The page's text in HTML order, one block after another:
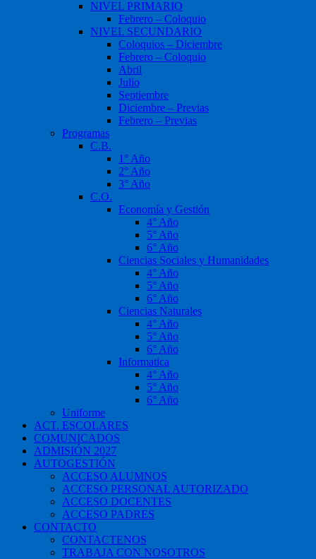
NIVEL PRIMARIO
Febrero – Coloquio
NIVEL SECUNDARIO
Coloquios – Diciembre
Febrero – Coloquio
Abril
Julio
Septiembre
Diciembre – Previas
Febrero – Previas
Programas
C.B.
1° Año
2° Año
3° Año
C.O.
Economía y Gestión
4° Año
5° Año
6° Año
Ciencias Sociales y Humanidades
4° Año
5° Año
6° Año
Ciencias Naturales
4° Año
5° Año
6° Año
Informatica
4° Año
5° Año
6° Año
Uniforme
ACT. ESCOLARES
COMUNICADOS
ADMISIÓN 2027
AUTOGESTIÓN
ACCESO ALUMNOS
ACCESO PERSONAL AUTORIZADO
ACCESO DOCENTES
ACCESO PADRES
CONTACTO
CONTACTENOS
TRABAJA CON NOSOTROS